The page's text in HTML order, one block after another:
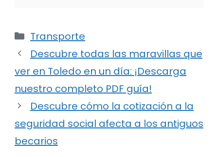
Categorías
Transporte
Descubre todas las maravillas que
ver en Toledo en un día: ¡Descarga
nuestro completo PDF guía!
Descubre cómo la cotización a la
seguridad social afecta a los antiguos
becarios